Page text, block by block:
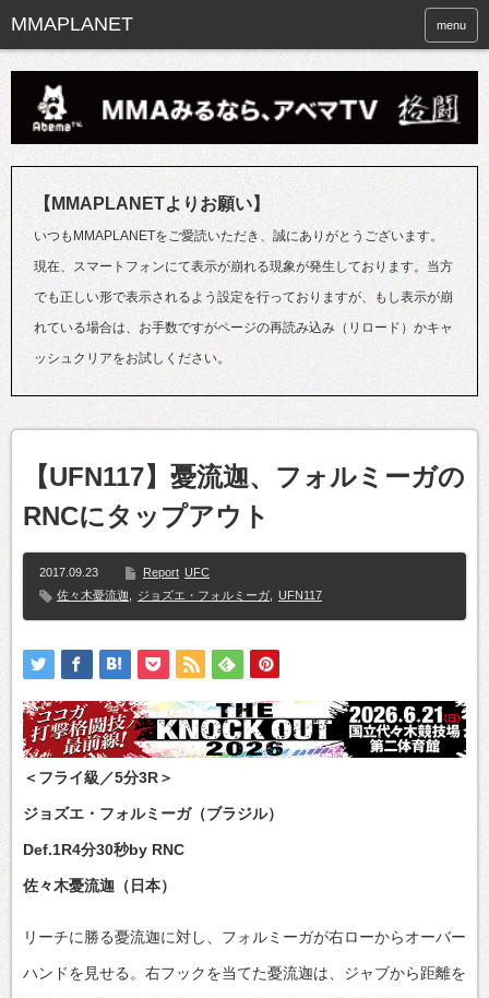
menu
【MMAPLANETよりお願い】
いつもMMAPLANETをご愛読いただき、誠にありがとうございます。
現在、スマートフォンにて表示が崩れる現象が発生しております。当方
でも正しい形で表示されるよう設定を行っておりますが、もし表示が崩
れている場合は、お手数ですがページの再読み込み（リロード）かキャ
ッシュクリアをお試しください。
【UFN117】憂流迦、フォルミーガの
RNCにタップアウト
2017.09.23 Report UFC
佐々木憂流迦
ジョズエ・フォルミーガ UFN117
＜フライ級／5分3R＞
ジョズエ・フォルミーガ（ブラジル）
Def.1R4分30秒by RNC
佐々木憂流迦（日本）
リーチに勝る憂流迦に対し、フォルミーガが右ローからオーバー
ハンドを見せる。右フックを当てた憂流迦は、ジャブから距離を